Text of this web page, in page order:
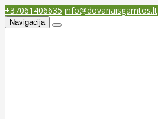
+37061406635 info@dovanaisgamtos.lt
Navigacija